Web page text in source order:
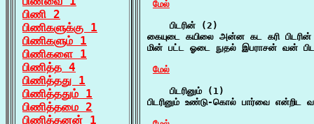
பிணி 2
பிணிகளுக்கு 1
பிணிகளும் 1
பிணிகளை 1
பிணித்த 4
பிணித்தது 1
பிணித்ததும் 1
பிணித்தமை 2
பிணித்தனன் 1
மேல்
    பிடரின் (2)
கையுடை கயிலை அன்ன கட கரி
மின் பட்ட ஓடை நுதல் இபராசன் வன்
மேல்
    பிடரினும் (1)
பிடரினும் உண்டு-கொல் பார்வை என்றிட